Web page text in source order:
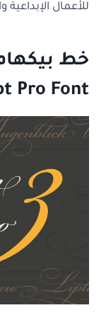
للأعمال الإبداعية
خط
Pro Font